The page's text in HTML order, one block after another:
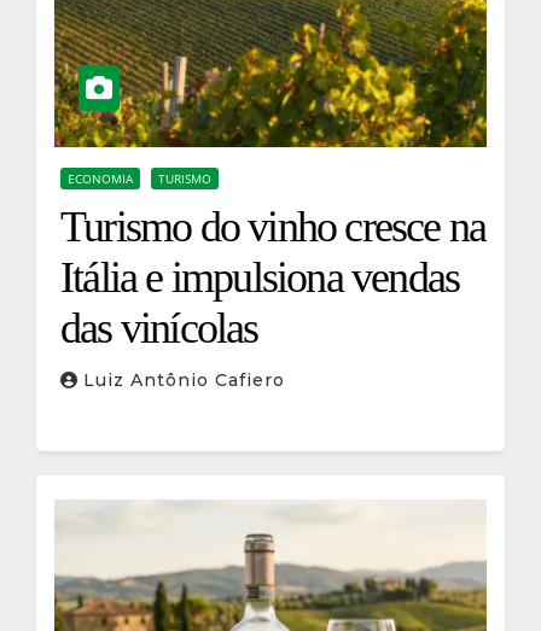
ECONOMIA TURISMO
Turismo do vinho cresce na
Itália e impulsiona vendas
das vinícolas
Luiz Antônio Cafiero